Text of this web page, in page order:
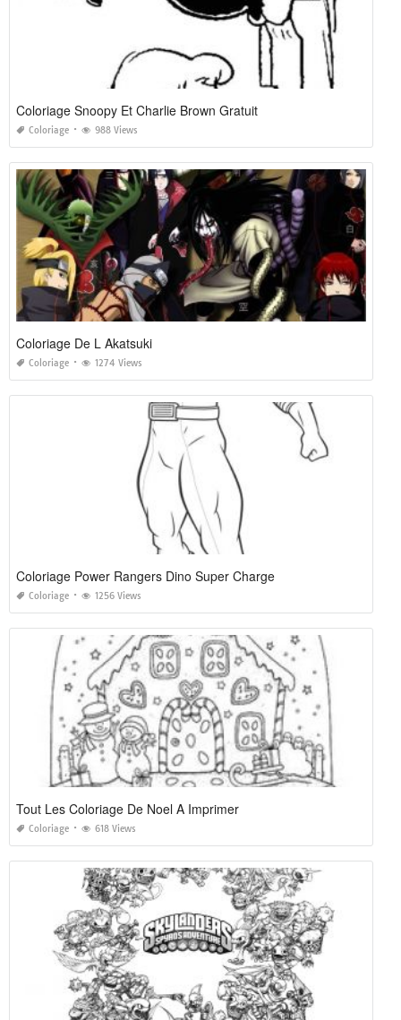
Coloriage Snoopy Et Charlie Brown Gratuit
Coloriage 988 Views
Coloriage De L Akatsuki
Coloriage 1274 Views
Coloriage Power Rangers Dino Super Charge
Coloriage 1256 Views
Tout Les Coloriage De Noel A Imprimer
Coloriage 618 Views